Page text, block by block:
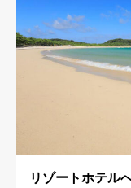
リゾートホテル